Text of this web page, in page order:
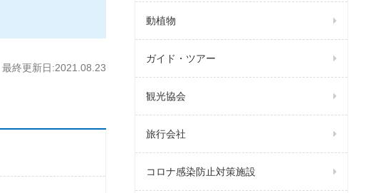
最終更新日:2021.08.23
動植物
ガイド・ツアー
観光協会
旅行会社
コロナ感染防止対策施設